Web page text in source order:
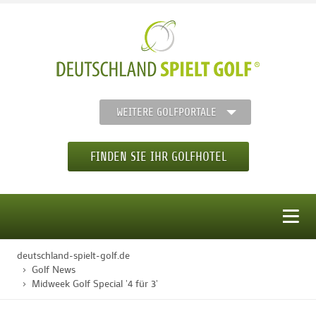
WEITERE GOLFPORTALE
FINDEN SIE IHR GOLFHOTEL
STARTSEITE
deutschland-spielt-golf.de
Golf News
Midweek Golf Special '4 für 3'